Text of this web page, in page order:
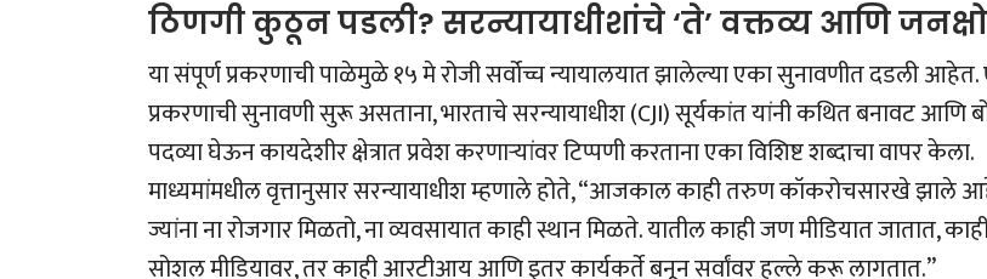
ठिणगी कुठून पडली? सरन्यायाधीशांचे ‘ते’ वक्तव्य आणि
या संपूर्ण प्रकरणाची पाळेमुळे १५ मे रोजी सर्वोच्च न्यायालयात झालेल्या एका सुनावणीत दडली
प्रकरणाची सुनावणी सुरू असताना, भारताचे सरन्यायाधीश (CJI) सूर्यकांत यांनी कथित बनावट आणि
पदव्या घेऊन कायदेशीर क्षेत्रात प्रवेश करणाऱ्यांवर टिप्पणी करताना एका विशिष्ट शब्दाचा वापर केला.
माध्यमांमधील वृत्तानुसार सरन्यायाधीश म्हणाले होते, “आजकाल काही तरुण कॉकरोचसारखे झाले
ज्यांना ना रोजगार मिळतो, ना व्यवसायात काही स्थान मिळते. यातील काही जण मीडियात जातात,
सोशल मीडियावर, तर काही आरटीआय आणि इतर कार्यकर्ते बनून सर्वांवर हल्ले करू लागतात.”